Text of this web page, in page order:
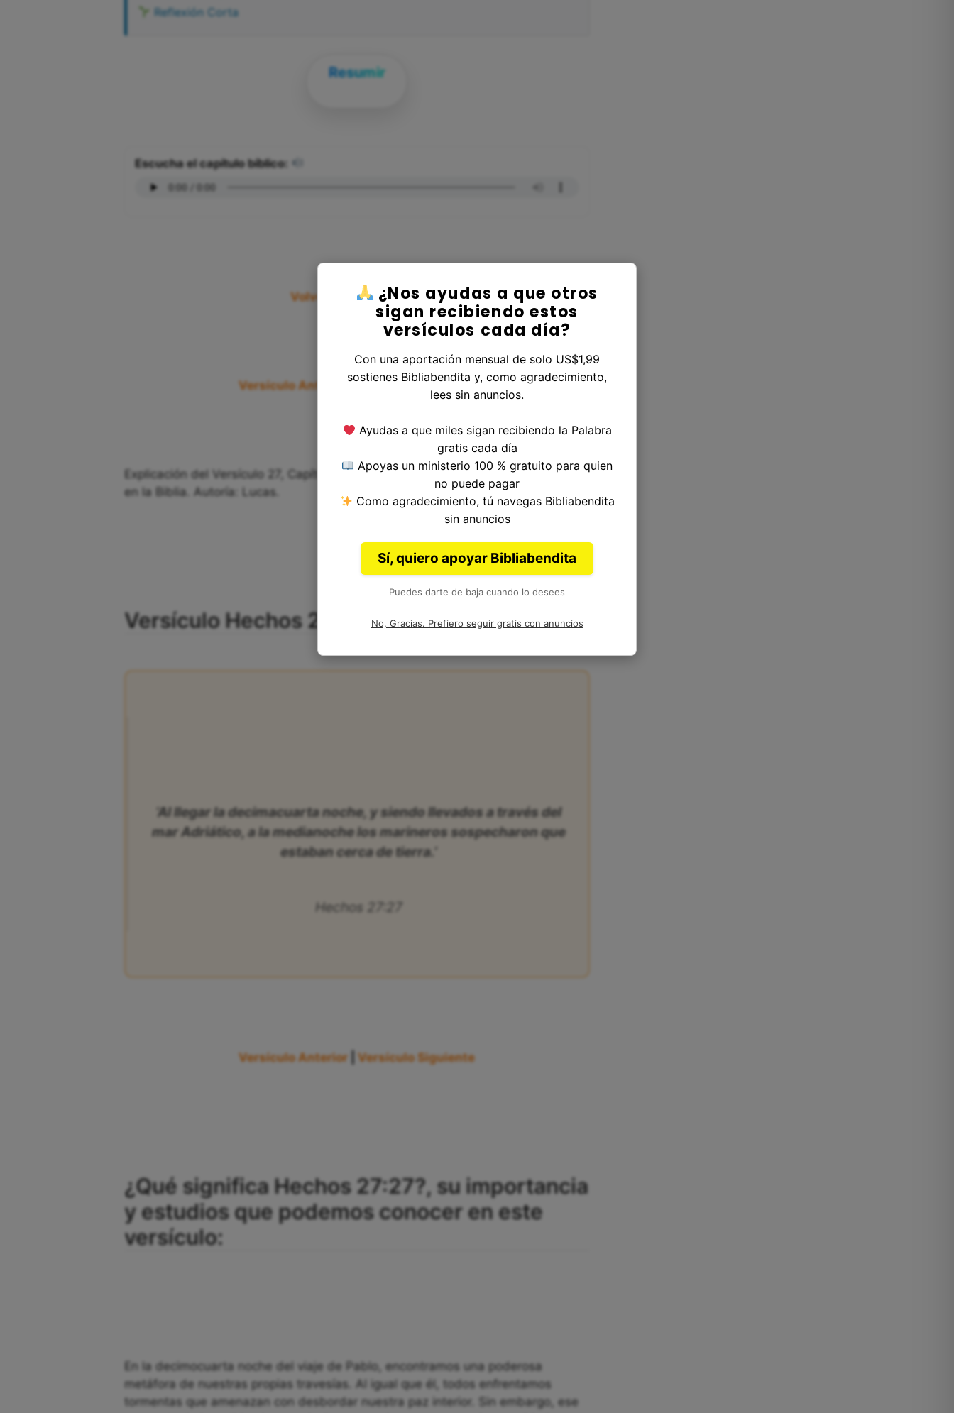
Reflexión Corta
Resumir
Escucha el capítulo bíblico:
Volver al Libro Hechos
Versículo Anterior|Versículo Siguiente
Explicación del Versículo 27, Capítulo 27, Libro de Hechos delNuevo Testamento
en la Biblia. Autoría: Lucas.
Versículo Hechos 27:27 de la Biblia
‘Al llegar la decimacuarta noche, y siendo llevados a través del
mar Adriático, a la medianoche los marineros sospecharon que
estaban cerca de tierra.’
Hechos 27:27
Versículo Anterior |Versículo Siguiente
¿Qué significa Hechos 27:27?, su importancia
y estudios que podemos conocer en este
versículo:
En la decimocuarta noche del viaje de Pablo, encontramos una poderosa
metáfora de nuestras propias travesías. Al igual que él, todos enfrentamos
tormentas que amenazan con desbordar nuestra paz interior. Sin embargo, ese
¿Nos ayudas a que otros
sigan recibiendo estos
versículos cada día?
Con una aportación mensual de solo US$1,99
sostienes Bibliabendita y, como agradecimiento,
lees sin anuncios.
Ayudas a que miles sigan recibiendo la Palabra
gratis cada día
Apoyas un ministerio 100 % gratuito para quien
no puede pagar
Como agradecimiento, tú navegas Bibliabendita
sin anuncios
Sí, quiero apoyar Bibliabendita
Puedes darte de baja cuando lo desees
No, Gracias. Prefiero seguir gratis con anuncios